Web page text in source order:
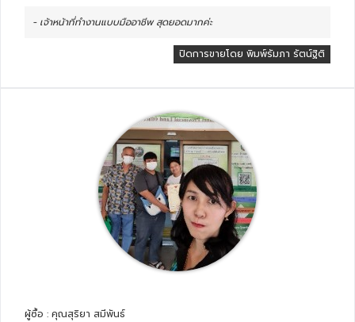
- เจ้าหน้าที่ทำงานแบบมืออาชีพ สุดยอดมากค่ะ
ปิดการขายโดย พิมพ์รัมภา รัตน์ฐิติ
ผู้ซื้อ : คุณสุริยา สมีพันธ์